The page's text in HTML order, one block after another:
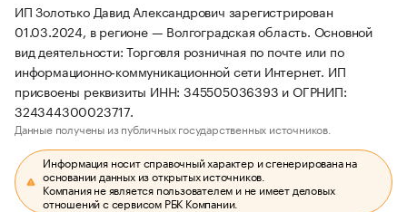
ИП Золотько Давид Александрович зарегистрирован
01.03.2024, в регионе — Волгоградская область. Основной
вид деятельности: Торговля розничная по почте или по
информационно-коммуникационной сети Интернет. ИП
присвоены реквизиты ИНН: 345505036393 и ОГРНИП:
324344300023717.
Данные получены из публичных государственных источников.
Информация носит справочный характер и сгенерирована на
основании данных из открытых источников.
Компания не является пользователем и не имеет деловых
отношений с сервисом РБК Компании.